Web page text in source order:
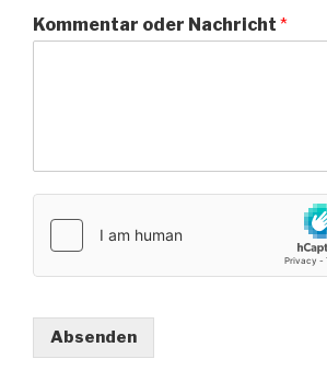
Kommentar oder Nachricht *
Absenden